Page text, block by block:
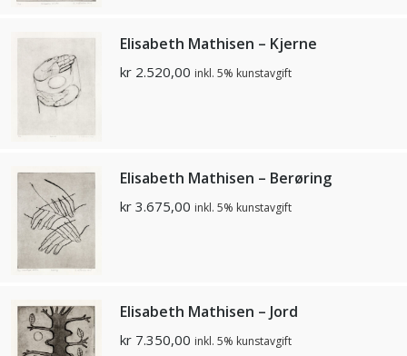
Elisabeth Mathisen – Kjerne
kr 2.520,00 inkl. 5% kunstavgift
Elisabeth Mathisen – Berøring
kr 3.675,00 inkl. 5% kunstavgift
Elisabeth Mathisen – Jord
kr 7.350,00 inkl. 5% kunstavgift